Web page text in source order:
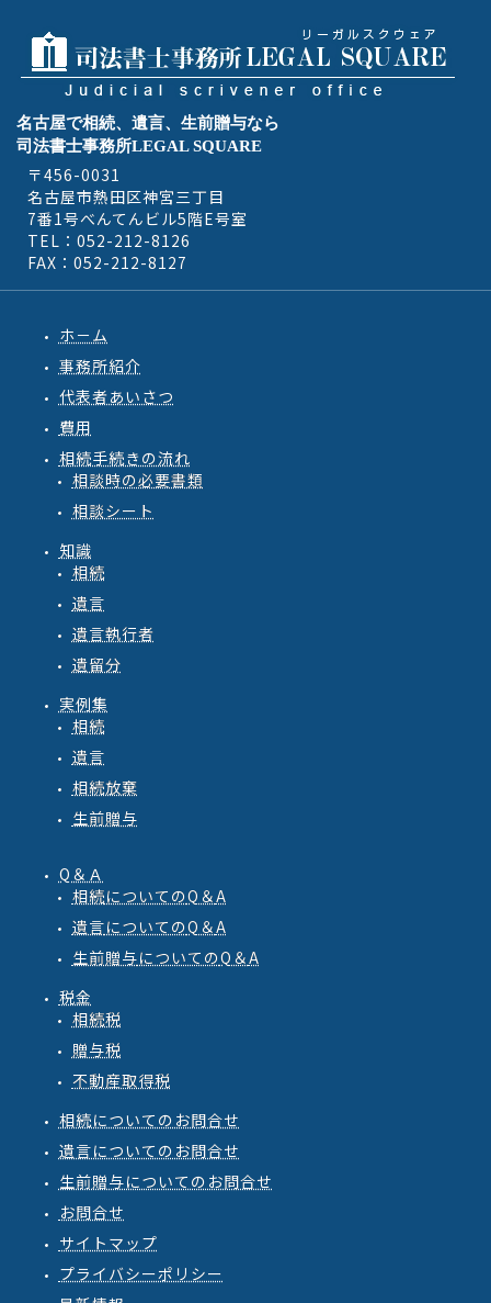
名古屋で相続、遺言、生前贈与なら
司法書士事務所LEGAL SQUARE
〒456-0031
名古屋市熱田区神宮三丁目
7番1号べんてんビル5階E号室
TEL：052-212-8126
FAX：052-212-8127
ホ－ム
事務所紹介
代表者あいさつ
費用
相続手続きの流れ
相談時の必要書類
相談シート
知識
相続
遺言
遺言執行者
遺留分
実例集
相続
遺言
相続放棄
生前贈与
Q＆Ａ
相続についてのQ ＆A
遺言についてのQ ＆A
生前贈与についてのQ ＆A
税金
相続税
贈与税
不動産取得税
相続についてのお問合せ
遺言についてのお問合せ
生前贈与についてのお問合せ
お問合せ
サイトマップ
プライバシーポリシー